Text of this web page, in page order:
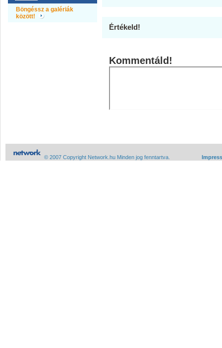
Böngéssz a galériák
között!
Értékeld!
Kommentáld!
© 2007 Copyright Network.hu Minden jog fenntartva.